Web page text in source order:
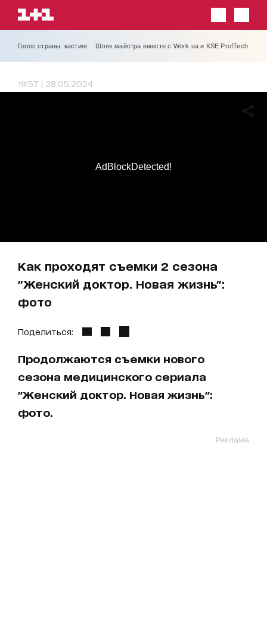
Голос страны: кастинг Шлях майстра вместе с Work.ua и KSE ProfTech
19:57 | 28.05.2024
Как проходят съемки 2 сезона
"Женский доктор. Новая жизнь":
фото
AdBlockDetected!
Поделиться:
Продолжаются съемки нового
сезона медицинского сериала
"Женский доктор. Новая жизнь":
фото.
Реклама